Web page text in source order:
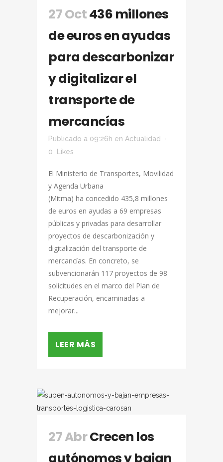
27 Oct436 millones
de euros en ayudas
para descarbonizar
y digitalizar el
transporte de
mercancías
Publicado a 09:26h en Actualidad
0
Likes
El Ministerio de Transportes, Movilidad
y Agenda Urbana
(Mitma) ha concedido 435,8 millones
de euros en ayudas a 69 empresas
públicas y privadas para desarrollar
proyectos de descarbonización y
digitalización del transporte de
mercancías. En concreto, se
subvencionarán 117 proyectos de 98
solicitudes en el marco del Plan de
Recuperación, encaminadas a
mejorar...
LEER MÁS
27 AbrCrecen los
autónomos y bajan